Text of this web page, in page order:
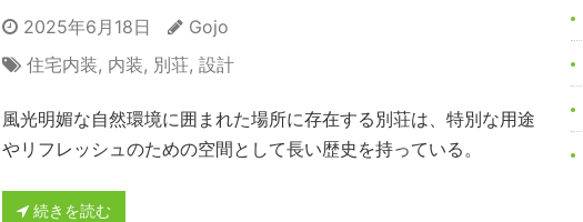
2025年6月18日
Gojo
住宅内装, 内装, 別荘, 設計
風光明媚な自然環境に囲まれた場所に存在する別荘は、特別な用途
やリフレッシュのための空間として長い歴史を持っている。
続きを読む